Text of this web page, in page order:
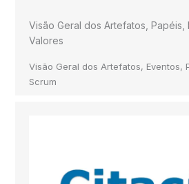
Visão Geral dos Artefatos, Papéis,
Valores
Visão Geral dos Artefatos, Eventos,
Scrum